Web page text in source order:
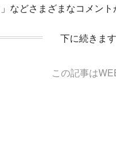
などさまざまなコメント
下に続きます
この記事は